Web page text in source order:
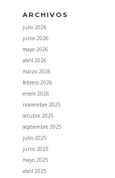
ARCHIVOS
julio 2026
junio 2026
mayo 2026
abril 2026
marzo 2026
febrero 2026
enero 2026
noviembre 2025
octubre 2025
septiembre 2025
julio 2025
junio 2025
mayo 2025
abril 2025